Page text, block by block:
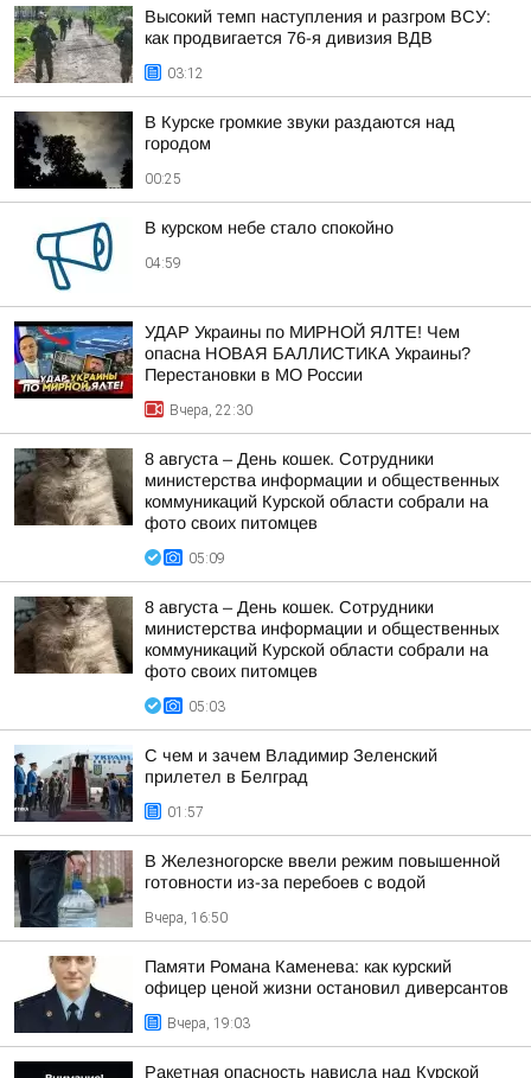
Высокий темп наступления и разгром ВСУ:
как продвигается 76-я дивизия ВДВ
03:12
В Курске громкие звуки раздаются над
городом
00:25
В курском небе стало спокойно
04:59
УДАР Украины по МИРНОЙ ЯЛТЕ! Чем
опасна НОВАЯ БАЛЛИСТИКА Украины?
Перестановки в МО России
Вчера, 22:30
8 августа – День кошек. Сотрудники
министерства информации и общественных
коммуникаций Курской области собрали на
фото своих питомцев
05:09
8 августа – День кошек. Сотрудники
министерства информации и общественных
коммуникаций Курской области собрали на
фото своих питомцев
05:03
С чем и зачем Владимир Зеленский
прилетел в Белград
01:57
В Железногорске ввели режим повышенной
готовности из-за перебоев с водой
Вчера, 16:50
Памяти Романа Каменева: как курский
офицер ценой жизни остановил диверсантов
Вчера, 19:03
Ракетная опасность нависла над Курской